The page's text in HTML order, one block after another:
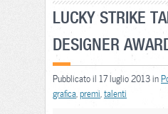
LUCKY STRIKE
DESIGNER
Pubblicato il 17 luglio 2013 in
grafica premi talenti